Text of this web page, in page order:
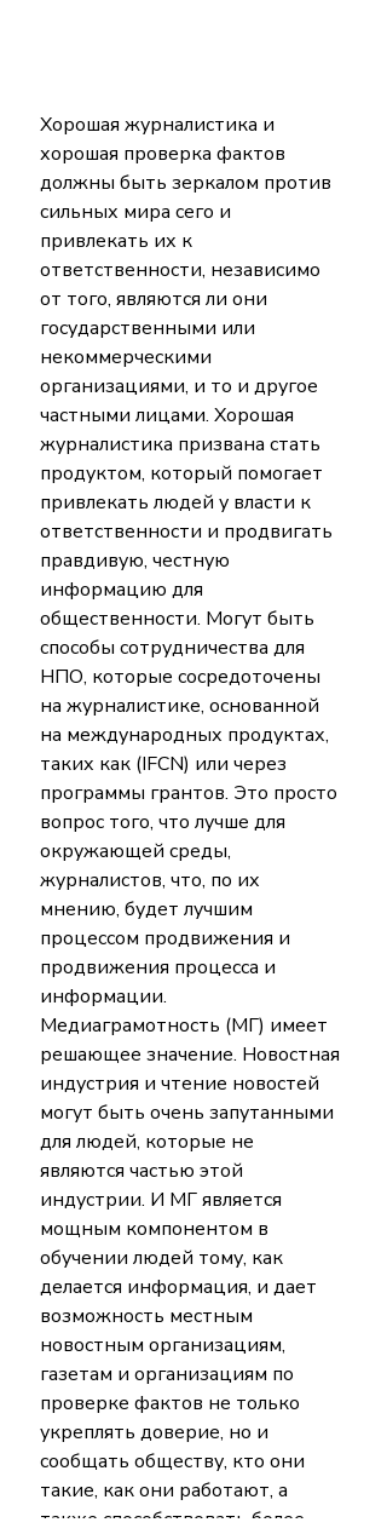
Хорошая журналистика и
хорошая проверка фактов
должны быть зеркалом против
сильных мира сего и
привлекать их к
ответственности, независимо
от того, являются ли они
государственными или
некоммерческими
организациями, и то и другое
частными лицами. Хорошая
журналистика призвана стать
продуктом, который помогает
привлекать людей у ​​власти к
ответственности и продвигать
правдивую, честную
информацию для
общественности. Могут быть
способы сотрудничества для
НПО, которые сосредоточены
на журналистике, основанной
на международных продуктах,
таких как (IFCN) или через
программы грантов. Это просто
вопрос того, что лучше для
окружающей среды,
журналистов, что, по их
мнению, будет лучшим
процессом продвижения и
продвижения процесса и
информации.
Медиаграмотность (МГ) имеет
решающее значение. Новостная
индустрия и чтение новостей
могут быть очень запутанными
для людей, которые не
являются частью этой
индустрии. И МГ является
мощным компонентом в
обучении людей тому, как
делается информация, и дает
возможность местным
новостным организациям,
газетам и организациям по
проверке фактов не только
укреплять доверие, но и
сообщать обществу, кто они
такие, как они работают, а
также способствовать более